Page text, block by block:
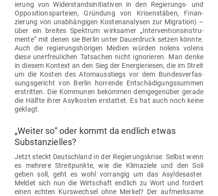
ierung von Wider­stands­in­itia­tiven in den Regie­rungs- und
Oppo­si­ti­ons­par­teien, Gründung von Kri­sen­stäben, Finan­
zierung von unab­hän­gigen Kos­ten­ana­lysen zur Migration) –
über ein breites Spektrum wirk­samer „Inter­ven­ti­ons­in­stru­
mente“ mit denen sie Berlin unter Dau­er­druck setzen könnte.
Auch die regie­rungs­hö­rigen Medien würden nolens volens
diese uner­freu­lichen Tat­sachen nicht igno­rieren. Man denke
in diesem Kontext an den Sieg der Ener­gie­riesen, die im Streit
um die Kosten des Atom­aus­stiegs vor dem Bun­des­ver­fas­
sungs­ge­richt von Berlin hor­rende Ent­schä­di­gungs­summen
erstritten. Die Kom­munen bekommen dem­ge­genüber gerade
die Hälfte ihrer Asyl­kosten erstattet. Es hat auch noch keine
geklagt.
„Weiter so“ oder kommt da endlich etwas
Substanzielles?
Jetzt steckt Deutschland in der Regie­rungs­krise. Selbst wenn
es mehrere Streit­punkte, wie die Kli­ma­ziele und den Soli
geben soll, geht es wohl vor­rangig um das Asyl­de­saster.
Meldet sich nun die Wirt­schaft endlich zu Wort und fordert
einen echten Kurs­wechsel ohne Merkel? Der auf­merksame